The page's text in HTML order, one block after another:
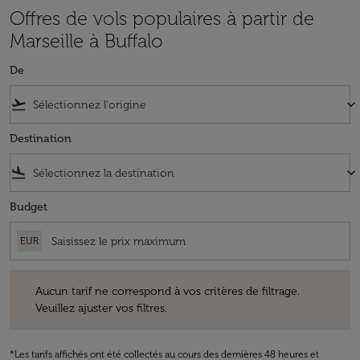
Offres de vols populaires à partir de
Marseille à Buffalo
De
flight_takeoff keyboard_arrow_down
Destination
flight_land keyboard_arrow_down
Budget
EUR
Aucun tarif ne correspond à vos critères de filtrage.
Veuillez ajuster vos filtres.
*Les tarifs affichés ont été collectés au cours des dernières 48 heures et